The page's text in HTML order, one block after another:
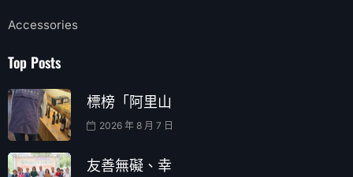
Accessories
Top Posts
標榜「阿里山
2026 年 8 月 7 日
友善無礙、幸